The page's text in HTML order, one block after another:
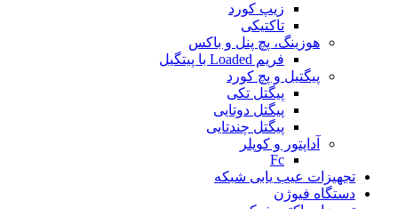
زیپ کورد
تاکتیکی
هوزینگ، پچ پنل و باکس
فریم Loaded با پیتگیل
پیگتیل و پچ کورد
پیگتل تکی
پیگتل دوتایی
پیگتل چندتایی
آداپتور و کوپلر
Fc
تجهیزات عیب یابی شبکه
دستگاه فیوژن